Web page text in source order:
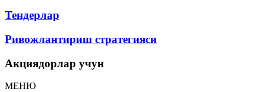
Тендерлар
Ривожлантириш стратегияси
Акциядорлар учун
МЕНЮ